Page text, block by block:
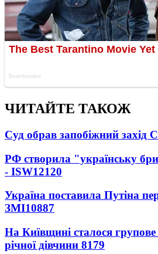
ЧИТАЙТЕ ТАКОЖ
Суд обрав запобіжний захід
РФ створила "українську
- ISW12120
Україна поставила Путіна
ЗМІ10887
На Київщині сталося
річної дівчини 8179